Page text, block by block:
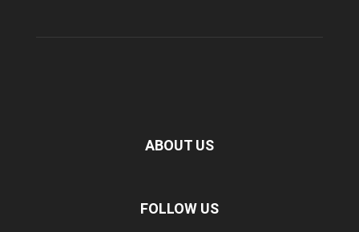
ABOUT US
FOLLOW US